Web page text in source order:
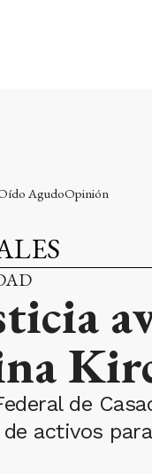
AgudoOpinión
de
activos